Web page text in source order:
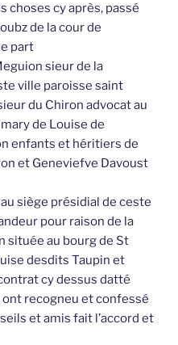
choses cy après, passé
de la cour de
part
sieur de la
ville paroisse saint
du Chiron advocat au
de Louise de
enfants et héritiers de
et Geneviefve Davoust
siège présidial de ceste
pour raison de la
située au bourg de St
desdits Taupin et
cy dessus datté
recogneu et confessé
et amis fait l’accord et